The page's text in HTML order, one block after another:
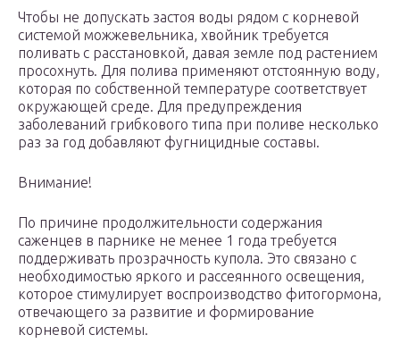
Чтобы не допускать застоя воды рядом с корневой
системой можжевельника, хвойник требуется
поливать с расстановкой, давая земле под растением
просохнуть. Для полива применяют отстоянную воду,
которая по собственной температуре соответствует
окружающей среде. Для предупреждения
заболеваний грибкового типа при поливе несколько
раз за год добавляют фугницидные составы.
Внимание!
По причине продолжительности содержания
саженцев в парнике не менее 1 года требуется
поддерживать прозрачность купола. Это связано с
необходимостью яркого и рассеянного освещения,
которое стимулирует воспроизводство фитогормона,
отвечающего за развитие и формирование
корневой системы.